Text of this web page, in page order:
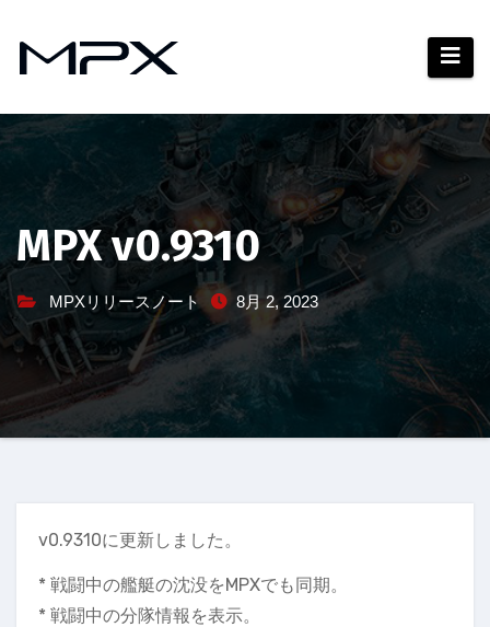
ツ
ッ MPX v0.9310
MPXリリースノート 8月 2, 2023
v0.9310に更新しました。
* 戦闘中の艦艇の沈没をMPXでも同期。
* 戦闘中の分隊情報を表示。